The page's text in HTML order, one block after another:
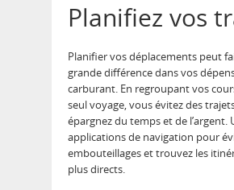
Planifiez vos
Planifier vos déplacements peut
grande différence dans vos
carburant. En regroupant vos
seul voyage, vous évitez des
épargnez du temps et de l’argent.
applications de navigation pour
embouteillages et trouvez les
plus directs.